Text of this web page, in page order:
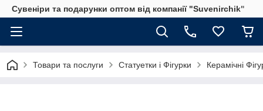
Сувеніри та подарунки оптом від компанії "Suvenirchik"
Товари та послуги Статуетки і Фігурки Керамічні